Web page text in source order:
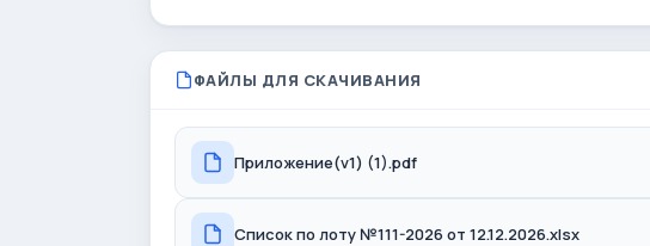
ФАЙЛЫ ДЛЯ СКАЧИВАНИЯ
Приложение(v1) (1).pdf
Список по лоту №111-2026 от 12.12.2026.xlsx